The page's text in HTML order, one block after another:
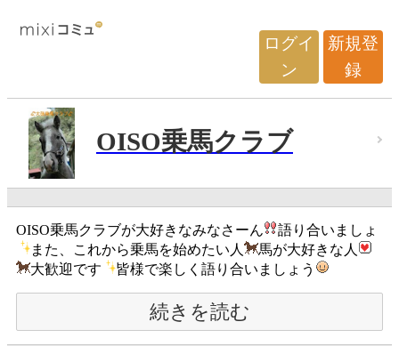
ログイ
ン
新規登
録
OISO乗馬クラブ
OISO乗馬クラブが大好きなみなさーん
語り合いましょ
また、これから乗馬を始めたい人
馬が大好きな人
大歓迎です
皆様で楽しく語り合いましょう
続きを読む